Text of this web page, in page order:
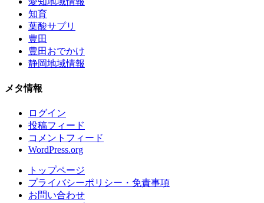
知育
葉酸サプリ
豊田
豊田おでかけ
静岡地域情報
メタ情報
ログイン
投稿フィード
コメントフィード
WordPress.org
トップページ
プライバシーポリシー・免責事項
お問い合わせ